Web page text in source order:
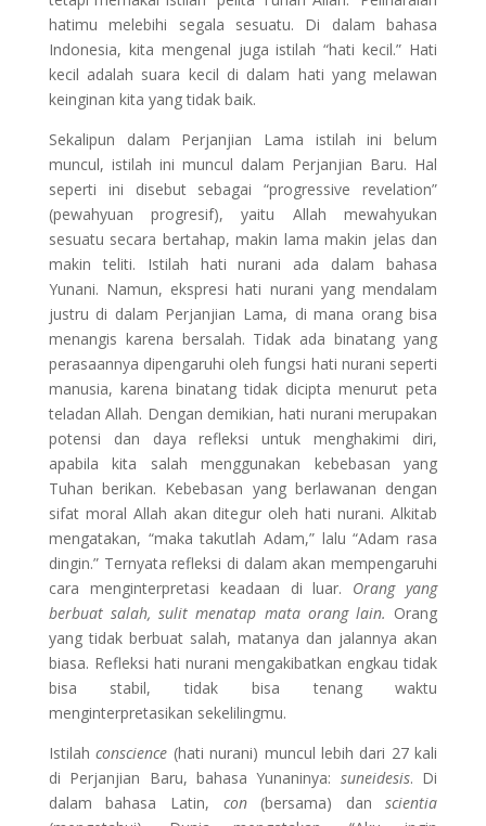
hatimu melebihi segala sesuatu. Di dalam bahasa
Indonesia, kita mengenal juga istilah “hati kecil.” Hati
kecil adalah suara kecil di dalam hati yang melawan
keinginan kita yang tidak baik.
Sekalipun dalam Perjanjian Lama istilah ini belum
muncul, istilah ini muncul dalam Perjanjian Baru. Hal
seperti ini disebut sebagai “progressive revelation”
(pewahyuan progresif), yaitu Allah mewahyukan
sesuatu secara bertahap, makin lama makin jelas dan
makin teliti. Istilah hati nurani ada dalam bahasa
Yunani. Namun, ekspresi hati nurani yang mendalam
justru di dalam Perjanjian Lama, di mana orang bisa
menangis karena bersalah. Tidak ada binatang yang
perasaannya dipengaruhi oleh fungsi hati nurani seperti
manusia, karena binatang tidak dicipta menurut peta
teladan Allah. Dengan demikian, hati nurani merupakan
potensi dan daya refleksi untuk menghakimi diri,
apabila kita salah menggunakan kebebasan yang
Tuhan berikan. Kebebasan yang berlawanan dengan
sifat moral Allah akan ditegur oleh hati nurani. Alkitab
mengatakan, “maka takutlah Adam,” lalu “Adam rasa
dingin.” Ternyata refleksi di dalam akan mempengaruhi
cara menginterpretasi keadaan
di luar. Orang yang
berbuat salah, sulit menatap mata orang lain. Orang
yang tidak berbuat salah, matanya dan jalannya akan
biasa. Refleksi hati nurani mengakibatkan engkau tidak
bisa stabil, tidak bisa tenang waktu
menginterpretasikan sekelilingmu.
Istilahconscience (hati nurani) muncul lebih dari 27 kali
di Perjanjian Baru, bahasa Yunaninya: suneidesis. Di
dalam bahasa Latin, con(bersama) danscientia